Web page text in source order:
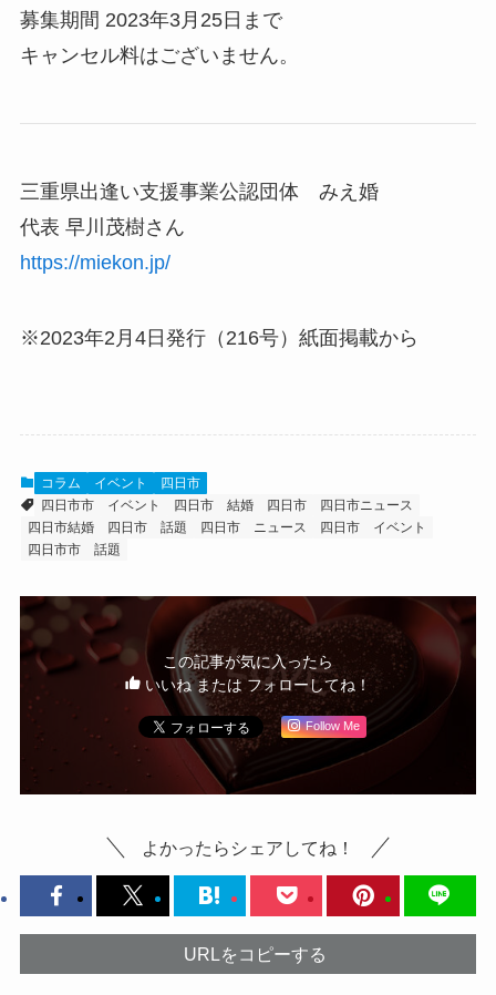
募集期間 2023年3月25日まで
キャンセル料はございません。
三重県出逢い支援事業公認団体 みえ婚
代表 早川茂樹さん
https://miekon.jp/
※2023年2月4日発行（216号）紙面掲載から
コラム イベント
四日市
四日市市 イベント
四日市 結婚 四日市
四日市ニュース
四日市結婚
四日市 話題 四日市 ニュース
四日市 イベント
四日市市 話題
この記事が気に入ったら
いいね または フォローしてね！
Follow Me
よかったらシェアしてね！
URLをコピーする